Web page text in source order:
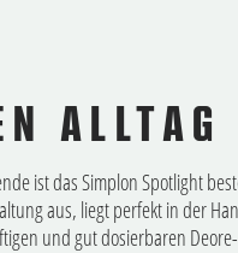
ALLTAG
ist das Simplon Spotlight
aus, liegt perfekt in der
und gut dosierbaren